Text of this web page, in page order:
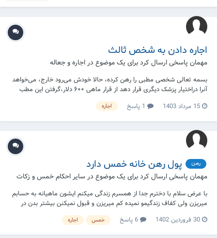
اجاره دادن به شخص ثالث
مهمان پاسخی ارسال کرد برای یک موضوع در اجاره و جعاله
بسمه تعالی شخصی مطبی را رهن کرده، حالا خودش می‌رود خارج، می‌خواهد
آنرا دراختیار پزشک دیگری قرار دهد از قرار ماهی ۶۰۰ دلار،گرفتن این مطب
15 مرداد 1403 اجاره
رهن پول رهن خانه خمس دارد
مهمان پاسخی ارسال کرد برای یک موضوع در سایر احکام خمس و زکات
با عرض سلام با دخترم جدا از همسرم زندگی میکنم ایشون ماهیانه به حسابم
میریزن ولی کفاف زندگیمو نمیده کم میریزن و قبول نمیکنن بیشتر بدن در
حالی میتونه و مصرف خودش میکنه اعتیاد داره و.. در حاشیه شهر مشهد به
خاطر ارزون بودن خونه ها خونه کرایه ای زندگی میکنم مقداری پس انداز و
ف...
30 فروردین 1402 خمس اجاره